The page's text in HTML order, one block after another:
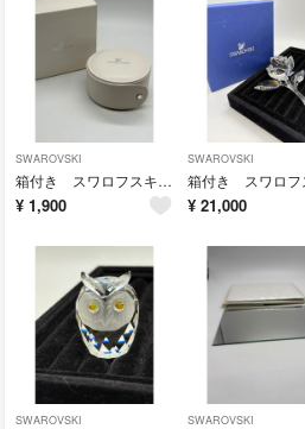
SWAROVSKI
箱付き スワロフスキー ジュエリーボックス アクセサリーケース no.206
¥ 1,900
SWAROVSKI
¥ 21,000
SWAROVSKI SWAROVSKI